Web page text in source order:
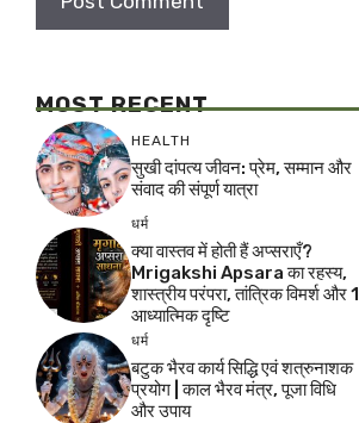
MOST RECENT
HEALTH
सुखी दांपत्य जीवन: प्रेम, सम्मान और
संवाद की संपूर्ण यात्रा
धर्म
क्या वास्तव में होती हैं अप्सराएँ?
Mrigakshi Apsara का रहस्य,
शास्त्रीय परंपरा, तांत्रिक विमर्श और 1
आध्यात्मिक दृष्टि
धर्म
बटुक भैरव कार्य सिद्धि एवं शत्रुनाशक
प्रयोग | काल भैरव मंत्र, पूजा विधि
और उपाय